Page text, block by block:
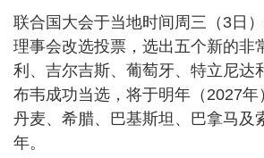
联合国大会于当地时间周三（3日
理事会改选投票，选出五个新的非
利、吉尔吉斯、葡萄牙、特立尼达
布韦成功当选，将于明年（2027
丹麦、希腊、巴基斯坦、巴拿马及
年。